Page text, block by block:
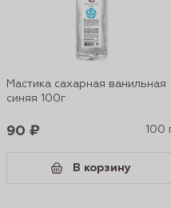
Мастика сахарная ванильная
синяя 100г
90 ₽ 100
В корзину